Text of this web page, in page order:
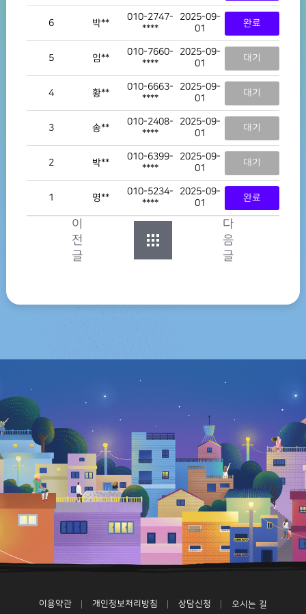
6 박**
010-2747-
****
2025-09-
01
완료
5 임**
010-7660-
****
2025-09-
01
대기
4 황**
010-6663-
****
2025-09-
01
대기
3 송**
010-2408-
****
2025-09-
01
대기
2 박**
010-6399-
****
2025-09-
01
대기
1 명**
010-5234-
****
2025-09-
01
완료
이
전
글
다
음
글
이용약관 개인정보처리방침 상담신청 오시는 길